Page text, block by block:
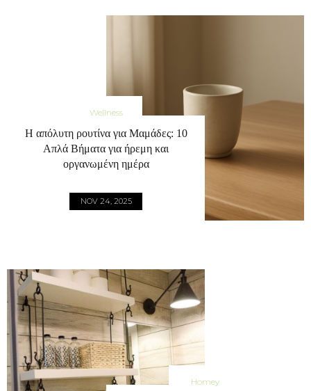
Wellness
Η απόλυτη ρουτίνα για Μαμάδες: 10
Απλά Βήματα για ήρεμη και
οργανωμένη ημέρα
NOV 24, 2025
Homey